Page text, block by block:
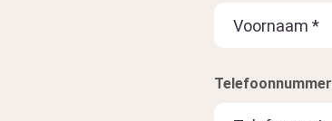
Telefoonnummer